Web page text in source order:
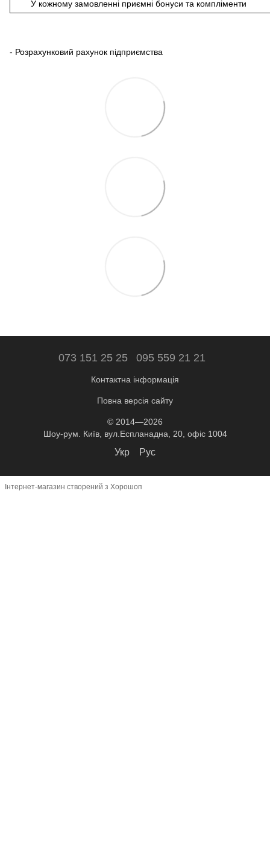
У кожному замовленні приємні бонуси та компліменти
- Розрахунковий рахунок підприємства
073 151 25 25 095 559 21 21
Контактна інформація
Повна версія сайту
© 2014—2026
Шоу-рум. Київ, вул.Еспланадна, 20, офіс 1004
Укр Рус
Інтернет-магазин створений з Хорошоп